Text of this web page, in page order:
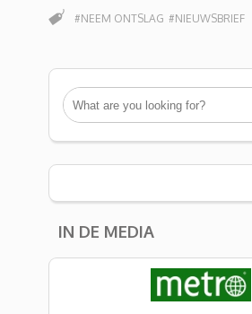
#NEEM ONTSLAG #NIEUWSBRIEF
IN DE MEDIA